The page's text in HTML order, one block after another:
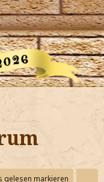
gelesen markieren